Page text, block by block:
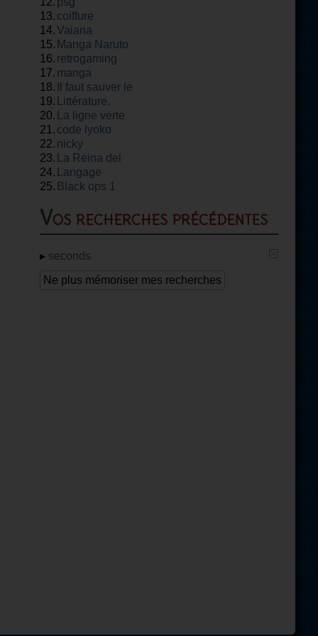
13. coiffure
14.Vaiana
15. Manga Naruto
16. retrogaming
17. manga
18.
Il faut sauver le
soldat rayan
19.
Littérature.
20.
La ligne verte
21. code lyoko
22. nicky
23.
La Reina del
flow
24.
Langage
25. Black ops 1
Vos recherches précédentes
▸ seconds
Ne plus mémoriser mes recherches